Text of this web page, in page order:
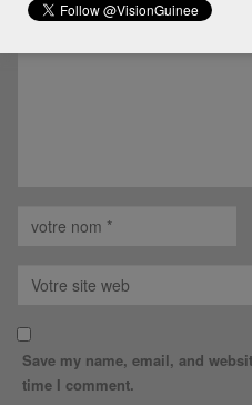
Save my name, email, and
time I comment.